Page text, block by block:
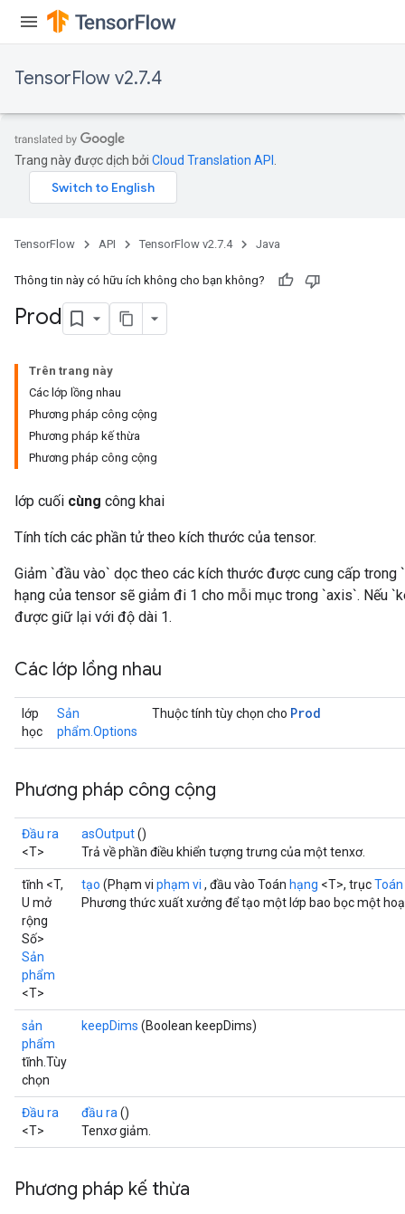
TensorFlow v2.7.4
Trang này được dịch bởi Cloud Translation API
TensorFlow API TensorFlow v2.7.4 Java
Thông tin này có hữu ích không cho bạn không?
Prod
Trên trang này
Các lớp lồng nhau
Phương pháp công cộng
Phương pháp kế thừa
Phương pháp công cộng
lớp cuối cùng công khai
Tính tích các phần tử theo kích thước của tensor.
Giảm `đầu vào` dọc theo các kích thước được cung cấp trong
hạng của tensor sẽ giảm đi 1 cho mỗi mục trong `axis`. Nếu
được giữ lại với độ dài 1.
Các lớp lồng nhau
lớp
học
Sản
phẩm.Options
Thuộc tính tùy chọn cho Prod
Phương pháp công cộng
Đầu ra
<T>
asOutput()
Trả về phần điều khiển tượng trưng của một tenxơ.
tĩnh <T,
U mở
rộng
Số>
Sản
phẩm
<T>
tạo (Phạm vi phạm vi , đầu vào Toán hạng <T>, trục
Phương thức xuất xưởng để tạo một lớp bao bọc một
sản
phẩm
tĩnh.Tùy
chọn
keepDims (Boolean keepDims)
Đầu ra
<T>
đầu ra ()
Tenxơ giảm.
Phương pháp kế thừa